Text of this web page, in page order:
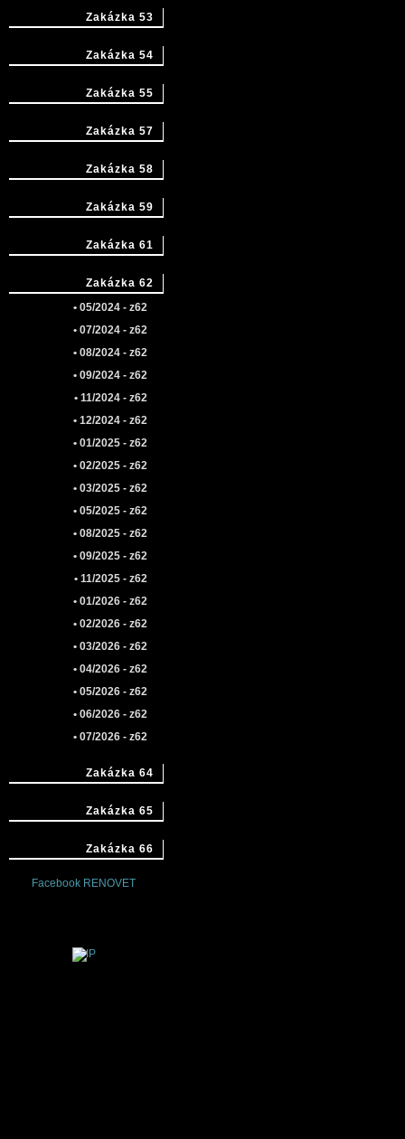
Zakázka 53
Zakázka 54
Zakázka 55
Zakázka 57
Zakázka 58
Zakázka 59
Zakázka 61
Zakázka 62
• 05/2024 - z62
• 07/2024 - z62
• 08/2024 - z62
• 09/2024 - z62
• 11/2024 - z62
• 12/2024 - z62
• 01/2025 - z62
• 02/2025 - z62
• 03/2025 - z62
• 05/2025 - z62
• 08/2025 - z62
• 09/2025 - z62
• 11/2025 - z62
• 01/2026 - z62
• 02/2026 - z62
• 03/2026 - z62
• 04/2026 - z62
• 05/2026 - z62
• 06/2026 - z62
• 07/2026 - z62
Zakázka 64
Zakázka 65
Zakázka 66
Facebook RENOVET